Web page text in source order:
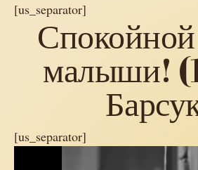
[us_separator]
малыши!
[us_separator]